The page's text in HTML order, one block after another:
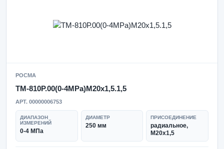
РОСМА
ТМ-810Р.00(0-4MPa)M20x1,5.1,5
АРТ. 00000006753
ДИАПАЗОН
ИЗМЕРЕНИЙ
0-4 МПа
ДИАМЕТР
250 мм
ПРИСОЕДИНЕНИЕ
радиальное,
M20x1,5